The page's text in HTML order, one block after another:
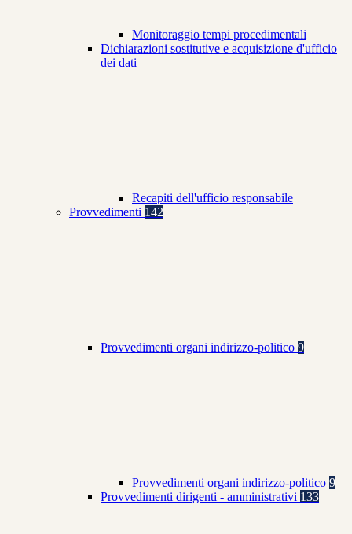
Monitoraggio tempi procedimentali
Dichiarazioni sostitutive e acquisizione d'ufficio
dei dati
Recapiti dell'ufficio responsabile
Provvedimenti 142
Provvedimenti organi indirizzo-politico 9
Provvedimenti organi indirizzo-politico 9
Provvedimenti dirigenti - amministrativi 133